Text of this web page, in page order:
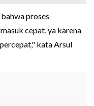
proses
cepat, ya karena
kata Arsul